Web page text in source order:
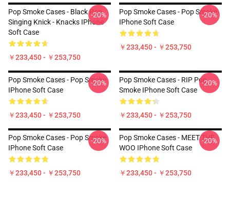
Pop Smoke Cases - Black Pop
Singing Knick - Knacks IPhone
Soft Case
￥233,450 - ￥253,750
-20%
Pop Smoke Cases - Pop Smoke
IPhone Soft Case
￥233,450 - ￥253,750
-20%
Pop Smoke Cases - Pop Smoke
IPhone Soft Case
￥233,450 - ￥253,750
-20%
Pop Smoke Cases - RIP Pop
Smoke IPhone Soft Case
￥233,450 - ￥253,750
-20%
Pop Smoke Cases - Pop Smoke
IPhone Soft Case
￥233,450 - ￥253,750
-20%
Pop Smoke Cases - MEET THE
WOO IPhone Soft Case
￥233,450 - ￥253,750
-20%